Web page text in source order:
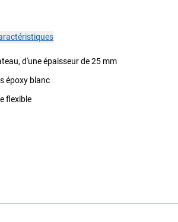
d'une épaisseur de 25 mm
époxy blanc
flexible